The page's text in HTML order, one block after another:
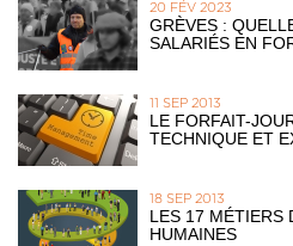
20 FÉV 2023
GRÈVES :
SALARIÉS EN
11 SEP 2013
LE FORFAIT-
TECHNIQUE ET
18 SEP 2013
LES 17 MÉTIERS
HUMAINES